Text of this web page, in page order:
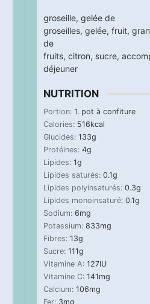
groseille, gelée de
groseilles, gelée, fruit,
de
fruits, citron, sucre,
déjeuner
NUTRITION
Portion: 1. pot à confiture
Calories: 516kcal
Glucides: 133g
Protéines: 4g
Lipides: 1g
Lipides saturés: 0.1g
Lipides polyinsaturés: 0.3g
Lipides monoinsaturé: 0.1g
Sodium: 6mg
Potassium: 833mg
Fibres: 13g
Sucre: 111g
Vitamine A: 127IU
Vitamine C: 141mg
Calcium: 106mg
Fer: 3mg